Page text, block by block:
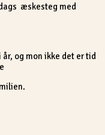
æskesteg med
og mon ikke det er tid